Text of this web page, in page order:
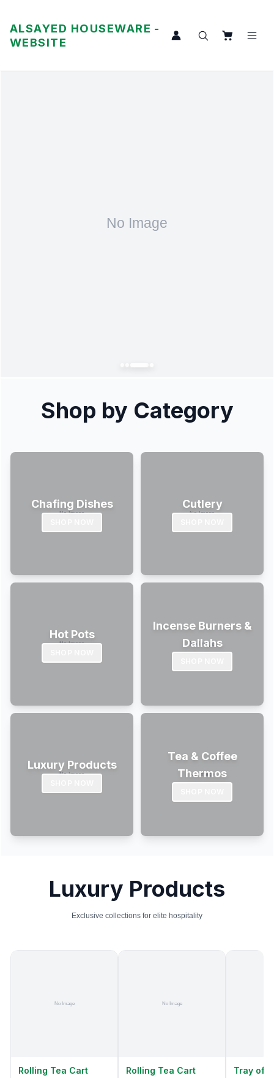
ALSAYED HOUSEWARE -
WEBSITE
Shop by Category
Chafing Dishes Cutlery
Hot Pots
Incense Burners &
Dallahs
Luxury Products
Tea & Coffee
Thermos
Luxury Products
Exclusive collections for elite hospitality
Rolling Tea Cart Rolling Tea Cart Tray of